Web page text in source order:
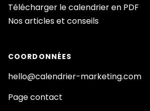
Télécharger le calendrier en PDF
Nos articles et conseils
COORDONNÉES
hello@calendrier-marketing.com
Page contact